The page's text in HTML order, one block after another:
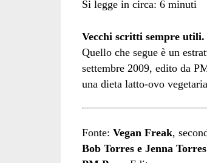
Si legge in circa: 6 minuti
Vecchi scritti sempre utili.
Quello che segue è un
settembre 2009, edito da
una dieta latto-ovo
Fonte: Vegan Freak,
Bob Torres e Jenna Torres